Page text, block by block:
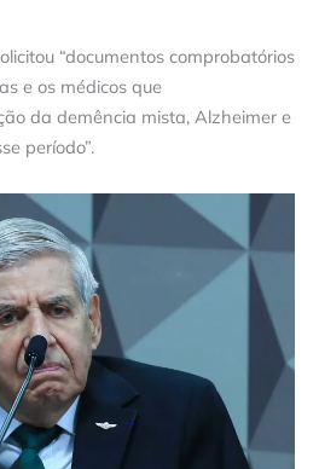
“documentos comprobatórios
e os médicos que
da demência mista, Alzheimer e
período”.